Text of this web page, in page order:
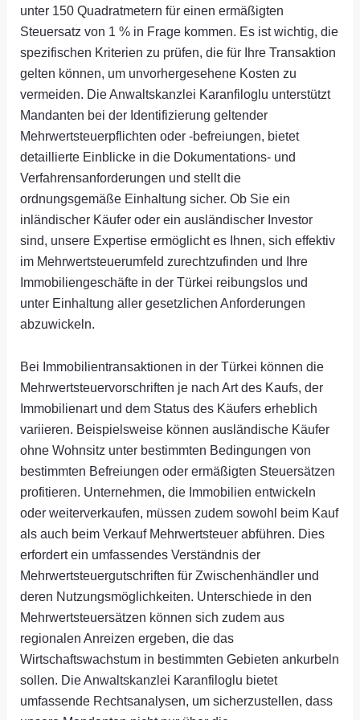
unter 150 Quadratmetern für einen ermäßigten
Steuersatz von 1 % in Frage kommen. Es ist wichtig, die
spezifischen Kriterien zu prüfen, die für Ihre Transaktion
gelten können, um unvorhergesehene Kosten zu
vermeiden. Die Anwaltskanzlei Karanfiloglu unterstützt
Mandanten bei der Identifizierung geltender
Mehrwertsteuerpflichten oder -befreiungen, bietet
detaillierte Einblicke in die Dokumentations- und
Verfahrensanforderungen und stellt die
ordnungsgemäße Einhaltung sicher. Ob Sie ein
inländischer Käufer oder ein ausländischer Investor
sind, unsere Expertise ermöglicht es Ihnen, sich effektiv
im Mehrwertsteuerumfeld zurechtzufinden und Ihre
Immobiliengeschäfte in der Türkei reibungslos und
unter Einhaltung aller gesetzlichen Anforderungen
abzuwickeln.
Bei Immobilientransaktionen in der Türkei können die
Mehrwertsteuervorschriften je nach Art des Kaufs, der
Immobilienart und dem Status des Käufers erheblich
variieren. Beispielsweise können ausländische Käufer
ohne Wohnsitz unter bestimmten Bedingungen von
bestimmten Befreiungen oder ermäßigten Steuersätzen
profitieren. Unternehmen, die Immobilien entwickeln
oder weiterverkaufen, müssen zudem sowohl beim Kauf
als auch beim Verkauf Mehrwertsteuer abführen. Dies
erfordert ein umfassendes Verständnis der
Mehrwertsteuergutschriften für Zwischenhändler und
deren Nutzungsmöglichkeiten. Unterschiede in den
Mehrwertsteuersätzen können sich zudem aus
regionalen Anreizen ergeben, die das
Wirtschaftswachstum in bestimmten Gebieten ankurbeln
sollen. Die Anwaltskanzlei Karanfiloglu bietet
umfassende Rechtsanalysen, um sicherzustellen, dass